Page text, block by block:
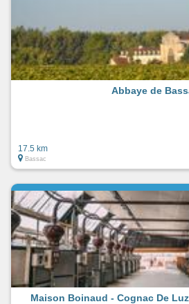
Abbaye de
17.5 km
Bassac
Maison Boinaud - Cognac De